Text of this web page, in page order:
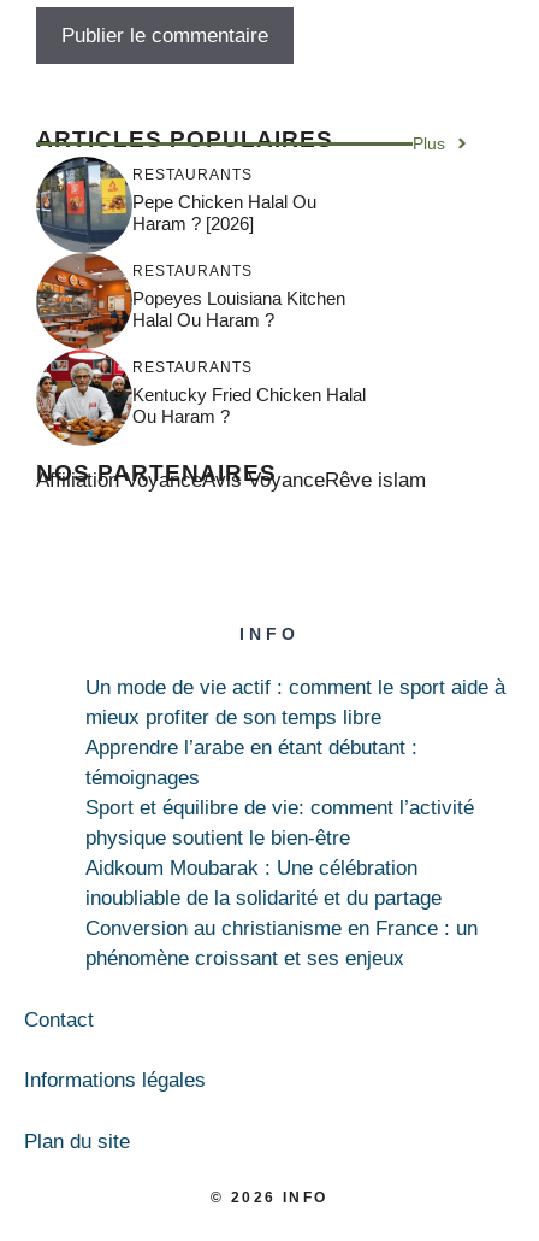
ARTICLES POPULAIRES Plus
RESTAURANTS
Pepe Chicken Halal Ou
Haram ? [2026]
RESTAURANTS
Popeyes Louisiana Kitchen
Halal Ou Haram ?
RESTAURANTS
Kentucky Fried Chicken Halal
Ou Haram ?
NOS PARTENAIRES
Affiliation VoyanceAvis VoyanceRêve islam
INFO
Un mode de vie actif : comment le sport aide à
mieux profiter de son temps libre
Apprendre l’arabe en étant débutant :
témoignages
Sport et équilibre de vie: comment l’activité
physique soutient le bien-être
Aidkoum Moubarak : Une célébration
inoubliable de la solidarité et du partage
Conversion au christianisme en France : un
phénomène croissant et ses enjeux
Contact
Informations légales
Plan du site
© 2026 INFO